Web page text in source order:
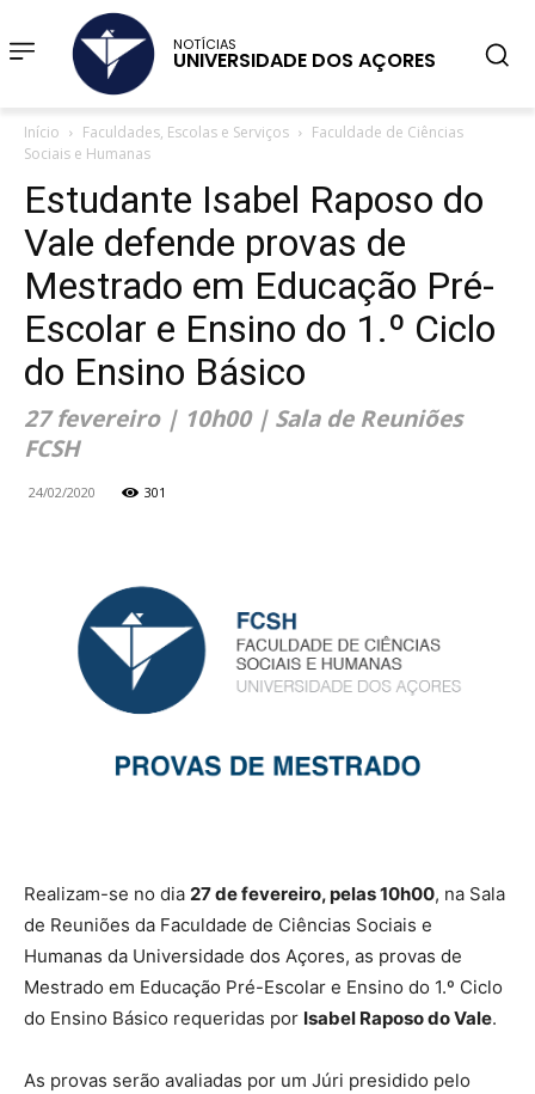
NOTÍCIAS
UNIVERSIDADE DOS AÇORES
Início Faculdades, Escolas e Serviços
Faculdade de Ciências
Sociais e Humanas
Estudante Isabel Raposo do
Vale defende provas de
Mestrado em Educação Pré-
Escolar e Ensino do 1.º Ciclo
do Ensino Básico
27 fevereiro | 10h00 | Sala de Reuniões
FCSH
24/02/2020 301
Realizam-se no dia 27 de fevereiro, pelas 10h00, na Sala
de Reuniões da Faculdade de Ciências Sociais e
Humanas da Universidade dos Açores, as provas de
Mestrado em Educação Pré-Escolar e Ensino do 1.º Ciclo
do Ensino Básico requeridas por Isabel Raposo do Vale.
As provas serão avaliadas por um Júri presidido pelo